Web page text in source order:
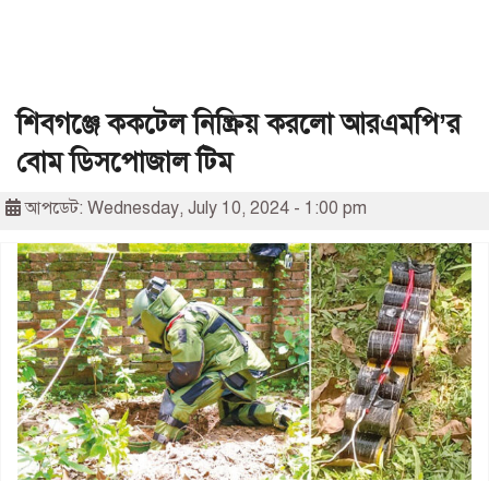
শিবগঞ্জে ককটেল নিষ্ক্রিয় করলো আরএমপি’র
বোম ডিসপোজাল টিম
আপডেট: Wednesday, July 10, 2024 - 1:00 pm